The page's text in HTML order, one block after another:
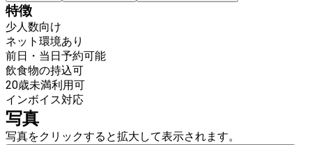
特徴
少人数向け
ネット環境あり
前日・当日予約可能
飲食物の持込可
20歳未満利用可
インボイス対応
写真
写真をクリックすると拡大して表示されます。